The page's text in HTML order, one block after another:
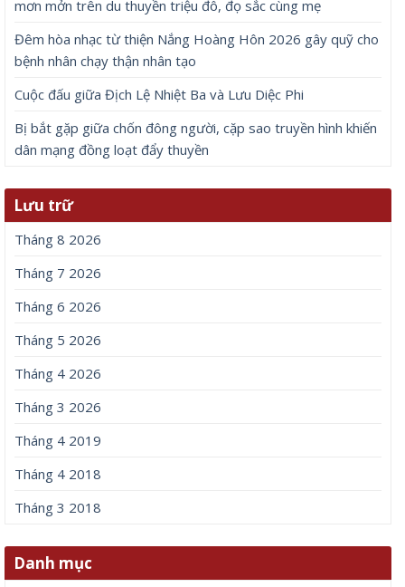
mơn mởn trên du thuyền triệu đô, đọ sắc cùng mẹ
Đêm hòa nhạc từ thiện Nắng Hoàng Hôn 2026 gây quỹ cho
bệnh nhân chạy thận nhân tạo
Cuộc đấu giữa Địch Lệ Nhiệt Ba và Lưu Diệc Phi
Bị bắt gặp giữa chốn đông người, cặp sao truyền hình khiến
dân mạng đồng loạt đẩy thuyền
Lưu trữ
Tháng 8 2026
Tháng 7 2026
Tháng 6 2026
Tháng 5 2026
Tháng 4 2026
Tháng 3 2026
Tháng 4 2019
Tháng 4 2018
Tháng 3 2018
Danh mục